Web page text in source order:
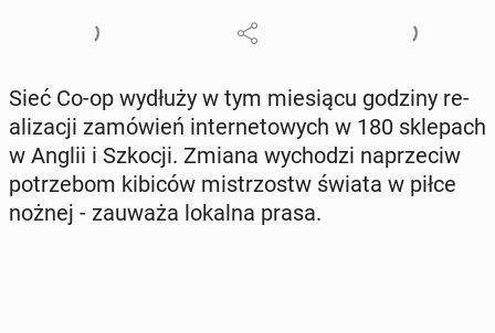
Sieć Co-op wydłuży w tym mie­sią­cu godziny re­
ali­za­cji za­mó­wień in­ter­ne­to­wych w 180 skle­pach
w Anglii i Szkocji. Zmiana wy­cho­dzi na­prze­ciw
po­trze­bom kibiców mi­strzostw świata w piłce
nożnej - zauważa lokalna prasa.